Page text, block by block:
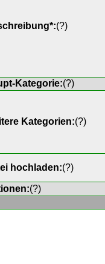
(?)
Kategorie:(?)
Kategorien:(?)
hochladen:(?)
(?)